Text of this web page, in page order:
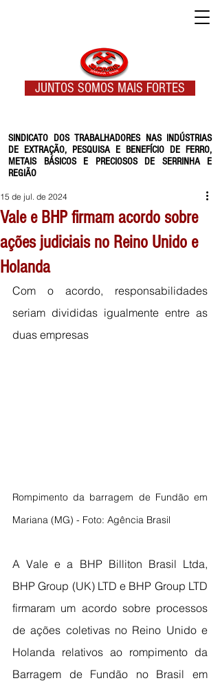
SINDICATO DOS TRABALHADORES NAS INDÚSTRIAS
DE EXTRAÇÃO, PESQUISA E BENEFÍCIO DE FERRO,
METAIS BÁSICOS E PRECIOSOS DE SERRINHA E
REGIÃO
JUNTOS SOMOS MAIS FORTES
Vale e BHP firmam acordo sobre
ações judiciais no Reino Unido e
Holanda
15 de jul. de 2024
Com o acordo, responsabilidades
seriam divididas igualmente entre as
duas empresas
Rompimento da barragem de Fundão em
Mariana (MG) - Foto: Agência Brasil
A Vale e a BHP Billiton Brasil Ltda,
BHP Group (UK) LTD e BHP Group LTD
firmaram um acordo sobre processos
de ações coletivas no Reino Unido e
Holanda relativos ao rompimento da
Barragem de Fundão no Brasil em